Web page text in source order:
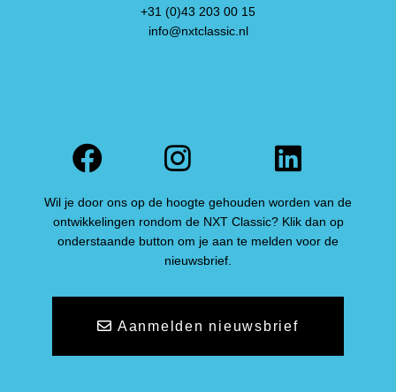
+31 (0)43 203 00 15
info@nxtclassic.nl
FacebookInstagram
Wil je door ons op de hoogte gehouden worden van de
ontwikkelingen rondom de NXT Classic? Klik dan op
onderstaande button om je aan te melden voor de
nieuwsbrief.
Aanmelden nieuwsbrief